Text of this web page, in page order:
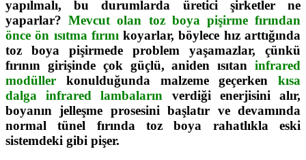
yapılmalı, bu durumlarda üretici şirketler ne
yaparlar?Mevcut olan toz boya pişirme fırından
önce ön ısıtma fırınıkoyarlar, böylece hız arttığında
toz boya pişirmede problem yaşamazlar, çünkü
fırının girişinde çok güçlü, aniden ısıtan infrared
modüller konulduğunda malzeme geçerken kısa
dalga infrared lambaların verdiği enerjisini alır,
boyanın jelleşme prosesini başlatır ve devamında
normal tünel fırında toz boya rahatlıkla eski
sistemdeki gibi pişer.